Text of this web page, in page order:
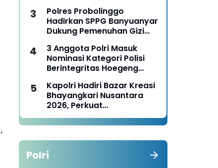
Polres Probolinggo
Hadirkan SPPG Banyuanyar
Dukung Pemenuhan Gizi
3 Anggota Polri Masuk
Nominasi Kategori Polisi
Berintegritas Hoegeng
Kapolri Hadiri Bazar Kreasi
Bhayangkari Nusantara
2026, Perkuat
Pemberdayaan UMKM dan
Budaya Lokal
Polri